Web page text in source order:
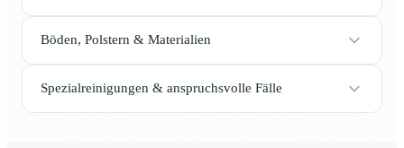
Böden, Polstern & Materialien
Spezialreinigungen & anspruchsvolle Fälle